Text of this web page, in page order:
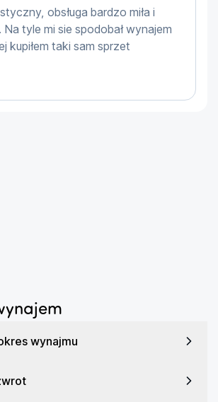
2300 W
5.1 kg
650 x 840 x 550mm
obsługa bardzo miła i
tyle mi sie spodobał wynajem
kupiłem taki sam sprzet
wynajmu